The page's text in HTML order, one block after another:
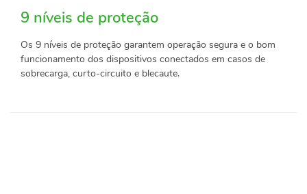
9 níveis de proteção
Os 9 níveis de proteção garantem operação segura e o bom
funcionamento dos dispositivos conectados em casos de
sobrecarga, curto-circuito e blecaute.